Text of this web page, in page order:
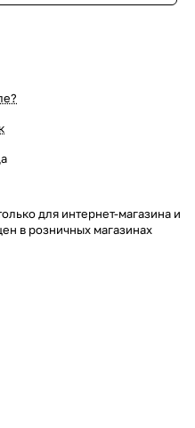
для интернет-магазина и
в розничных магазинах